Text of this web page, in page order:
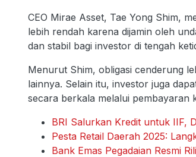
CEO Mirae Asset, Tae Yong Shim,
lebih rendah karena dijamin oleh
dan stabil bagi investor di tengah
Menurut Shim, obligasi cenderung
lainnya. Selain itu, investor juga
secara berkala melalui pembayaran
BRI Salurkan Kredit untuk IIF,
Pesta Retail Daerah 2025:
Bank Emas Pegadaian Resmi